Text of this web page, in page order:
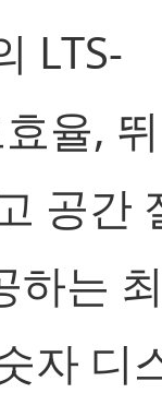
LTS-
율,
공간
하는
자 디